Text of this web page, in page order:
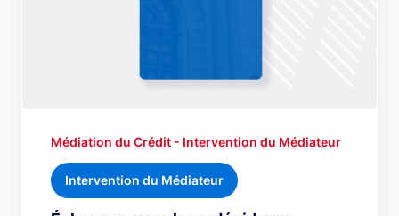
Médiation du Crédit - Intervention du Médiateur
Intervention du Médiateur